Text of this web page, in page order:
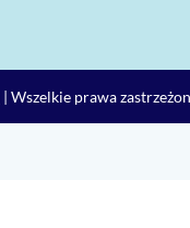
| Wszelkie prawa